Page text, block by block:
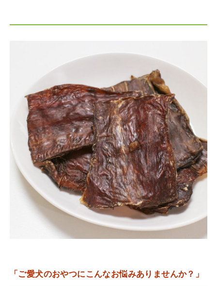
「ご愛犬のおやつにこんなお悩みありませんか？」